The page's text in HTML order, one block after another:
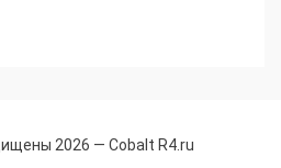
2026 — Cobalt R4.ru